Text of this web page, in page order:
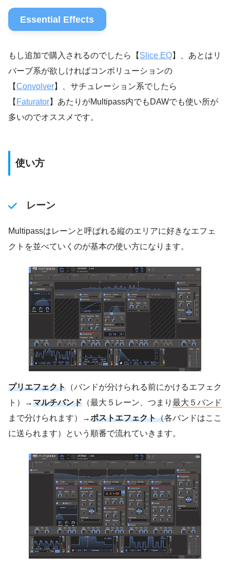
Essential Effects
もし追加で購入されるのでしたら【 Slice EQ】、あとはリ
バーブ系が欲しければコンボリューションの
【Convolver】、サチュレーション系でしたら
【 Faturator】あたりがMultipass内でもDAWでも使い所が
多いのでオススメです。
使い方
レーン
Multipassはレーンと呼ばれる縦のエリアに好きなエフェ
クトを並べていくのが基本の使い方になります。
プリエフェクト （バンドが分けられる前にかけるエフェク
ト）→マルチバンド （最大５レーン、つまり 最大５バンド
まで分けられます）→ポストエフェクト（各バンドはここ
に送られます）という順番で流れていきます。